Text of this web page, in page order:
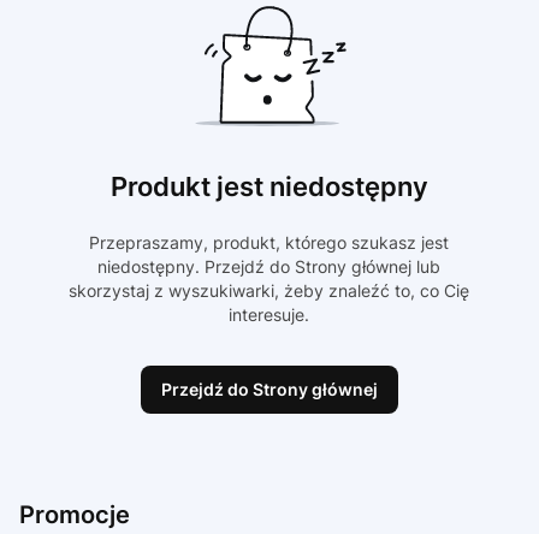
Produkt jest niedostępny
Przepraszamy, produkt, którego szukasz jest
niedostępny. Przejdź do Strony głównej lub
skorzystaj z wyszukiwarki, żeby znaleźć to, co Cię
interesuje.
Przejdź do Strony głównej
Promocje